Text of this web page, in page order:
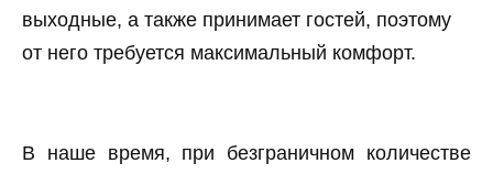
выходные, а также принимает гостей, поэтому
от него требуется максимальный комфорт.
В наше время, при безграничном количестве